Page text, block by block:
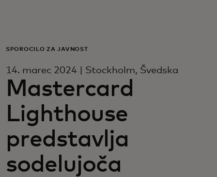
Za podjetja
Za svet
Za inovatorje
Novice in trendi
SPOROČILO ZA JAVNOST
14. marec 2024 | Stockholm, Švedska
Mastercard
Lighthouse
predstavlja
sodelujoča